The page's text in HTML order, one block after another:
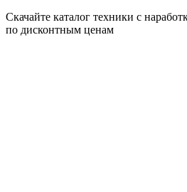
Скачайте каталог техники с
по дисконтным ценам